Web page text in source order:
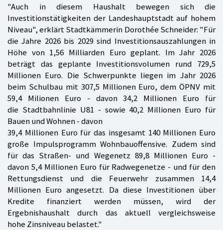
"Auch in diesem Haushalt bewegen sich die
Investitionstätigkeiten der Landeshauptstadt auf hohem
Niveau", erklärt Stadtkämmerin Dorothée Schneider: "Für
die Jahre 2026 bis 2029 sind Investitionsauszahlungen in
Höhe von 1,56 Milliarden Euro geplant. Im Jahr 2026
beträgt das geplante Investitionsvolumen rund 729,5
Millionen Euro. Die Schwerpunkte liegen im Jahr 2026
beim Schulbau mit 307,5 Millionen Euro, dem ÖPNV mit
59,4 Milionen Euro - davon 34,2 Millionen Euro für
die Stadtbahnlinie U81 - sowie 40,2 Millionen Euro für
Bauen und Wohnen - davon
39,4 Millionen Euro für das insgesamt 140 Millionen Euro
große Impulsprogramm Wohnbauoffensive. Zudem sind
für das Straßen- und Wegenetz 89,8 Millionen Euro -
davon 5,4 Millionen Euro für Radwegenetze - und für den
Rettungsdienst und die Feuerwehr zusammen 14,4
Millionen Euro angesetzt. Da diese Investitionen über
Kredite finanziert werden müssen, wird der
Ergebnishaushalt durch das aktuell vergleichsweise
hohe Zinsniveau belastet."